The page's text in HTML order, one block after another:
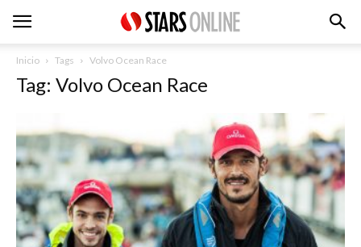
Inicio Tags Volvo Ocean Race
Tag: Volvo Ocean Race